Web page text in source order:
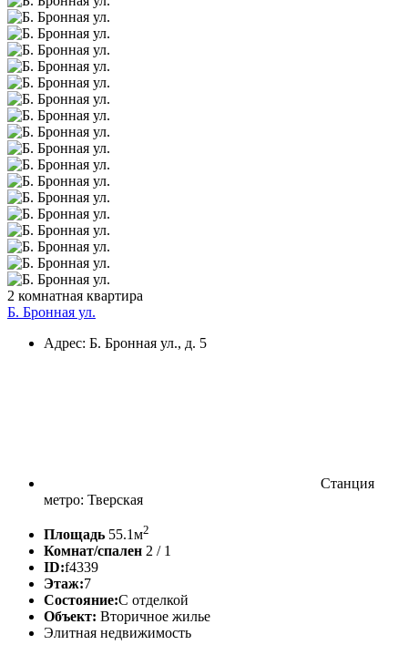
2 комнатная квартира
Б. Бронная ул.
Адрес: Б. Бронная ул., д. 5
Станция
метро: Тверская
Площадь 55.1м2
Комнат/спален 2 / 1
ID:f4339
Этаж:7
Состояние:С отделкой
Объект: Вторичное жилье
Элитная недвижимость